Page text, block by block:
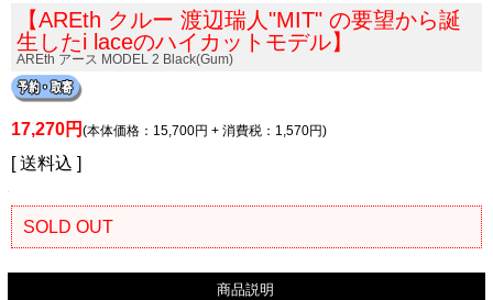
【AREth クルー 渡辺瑞人"MIT" の要望から誕
生したi laceのハイカットモデル】
AREth アース MODEL 2 Black(Gum)
17,270円 (本体価格：15,700円 + 消費税：1,570円)
[ 送料込 ]
SOLD OUT
商品説明